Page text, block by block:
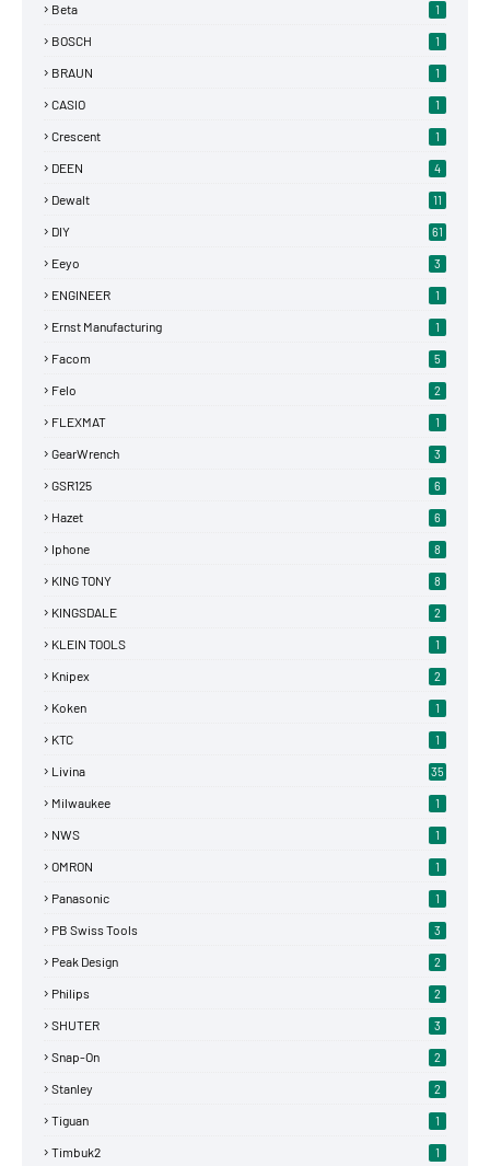
Beta 1
BOSCH 1
BRAUN 1
CASIO 1
Crescent 1
DEEN 4
Dewalt 11
DIY 61
Eeyo 3
ENGINEER 1
Ernst Manufacturing 1
Facom 5
Felo 2
FLEXMAT 1
GearWrench 3
GSR125 6
Hazet 6
Iphone 8
KING TONY 8
KINGSDALE 2
KLEIN TOOLS 1
Knipex 2
Koken 1
KTC 1
Livina 35
Milwaukee 1
NWS 1
OMRON 1
Panasonic 1
PB Swiss Tools 3
Peak Design 2
Philips 2
SHUTER 3
Snap-On 2
Stanley 2
Tiguan 1
Timbuk2 1